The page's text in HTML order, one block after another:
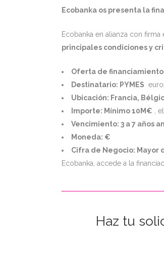
Ecobanka os presenta la
Ecobanka en alianza con
principales condiciones y
Oferta de
Destinatario: PYMES
Ubicación: Francia,
Importe: Mínimo 10M€ ,
Vencimiento: 3 a 7 años
Moneda: €
Cifra de Negocio: Mayor
Ecobanka, accede a la
Haz tu